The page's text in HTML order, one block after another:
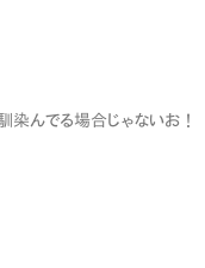
合じゃないお！